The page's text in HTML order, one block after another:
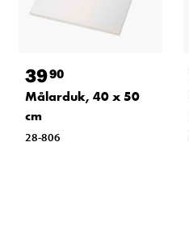
3990
Målarduk, 40 x 50
cm
28-806